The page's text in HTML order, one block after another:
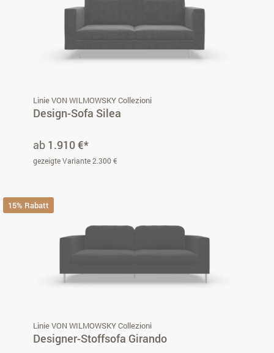
Linie VON WILMOWSKY Collezioni
Design-Sofa Silea
ab 1.910 €*
gezeigte Variante 2.300 €
15% Rabatt
Linie VON WILMOWSKY Collezioni
Designer-Stoffsofa Girando